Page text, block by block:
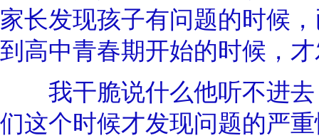
家长发现孩子有问题的时候
到高中青春期开始的时候，
我干脆说什么他听不进去
们这个时候才发现问题的严